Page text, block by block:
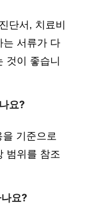
단서, 치료비
는 서류가 다
것이 좋습니
요?
기준으로
범위를 참조
요?